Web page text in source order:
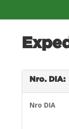
Nro. DIA:
Nro DIA